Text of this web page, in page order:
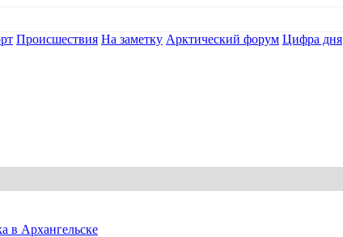
Происшествия На заметку Арктический форум Цифра дня
в Архангельске